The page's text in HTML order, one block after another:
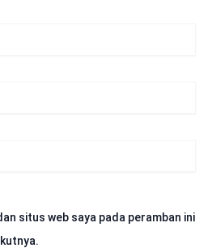
situs web saya pada peramban ini